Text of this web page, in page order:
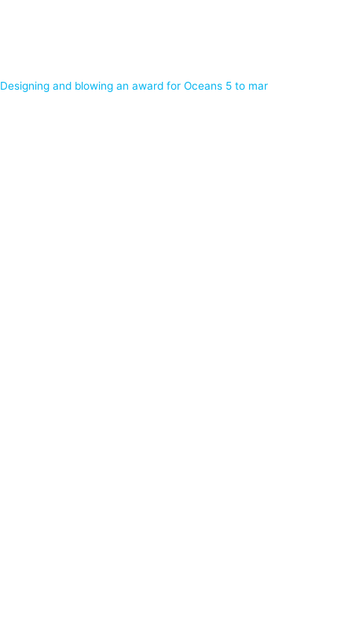
Designing and blowing an award for Oceans 5 to mar